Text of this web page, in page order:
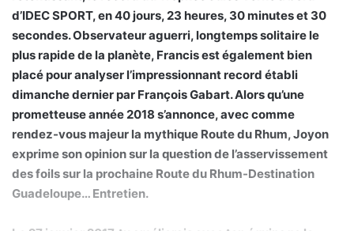
d’IDEC SPORT, en 40 jours, 23 heures, 30 minutes et 30
secondes. Observateur aguerri, longtemps solitaire le
plus rapide de la planète, Francis est également bien
placé pour analyser l’impressionnant record établi
dimanche dernier par François Gabart. Alors qu’une
prometteuse année 2018 s’annonce, avec comme
rendez-vous majeur la mythique Route du Rhum, Joyon
exprime son opinion sur la question de l’asservissement
des foils sur la prochaine Route du Rhum-Destination
Guadeloupe… Entretien.